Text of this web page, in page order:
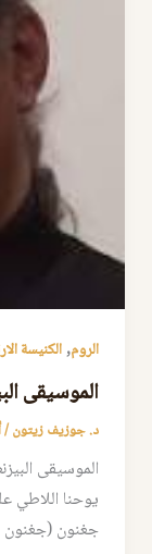
الروم,الكنيسة
الموسيقى
د. جوزيف زيتون/
يوحنا اللاطي
جغنون